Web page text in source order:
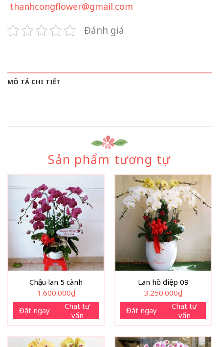
thanhcongflower@gmail.com
Đánh giá
MÔ TẢ CHI TIẾT
Sản phẩm tương tự
Chậu lan 5 cành
1.600.000₫
Đặt ngay
Chat tư
vấn
Lan hồ điệp 09
3.250.000₫
Đặt ngay
Chat tư
vấn